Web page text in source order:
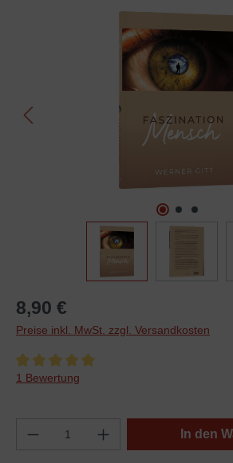
8,90 €
Preise inkl. MwSt. zzgl. Versandkosten
Durchschnittliche Bewertung von 5 von 5
1 Bewertung
In den